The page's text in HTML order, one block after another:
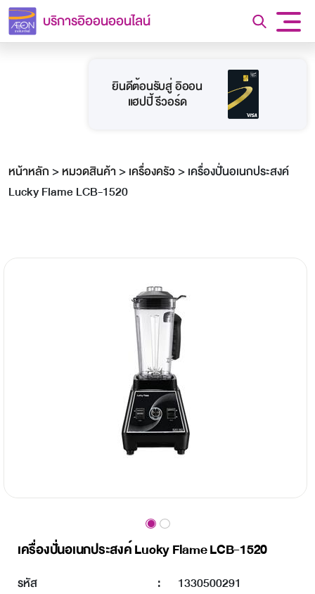
บริการอิออนออนไลน์
ยินดีต้อนรับสู่ อิออน
แฮปปี้ รีวอร์ด
หน้าหลัก >หมวดสินค้า>เครื่องครัว>เครื่องปั่นอเนกประสงค์
Lucky Flame LCB-1520
เครื่องปั่นอเนกประสงค์ Lucky Flame LCB-1520
รหัส :
1330500291